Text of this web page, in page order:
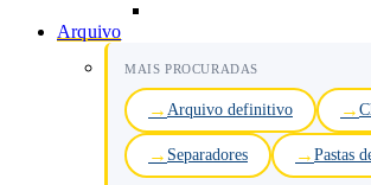
Arquivo
MAIS PROCURADAS
Arquivo definitivo
Separadores Pastas